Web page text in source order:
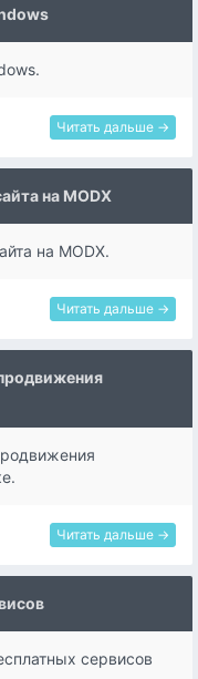
Читать дальше →
на MODX
на MODX.
Читать дальше →
Читать дальше →
сервисов